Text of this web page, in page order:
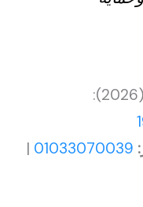
01033070039
|